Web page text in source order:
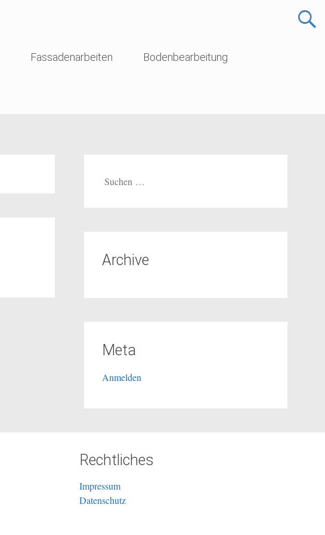
Fassadenarbeiten Bodenbearbeitung
Suche
Archive
Meta
Anmelden
Rechtliches
Impressum
Datenschutz